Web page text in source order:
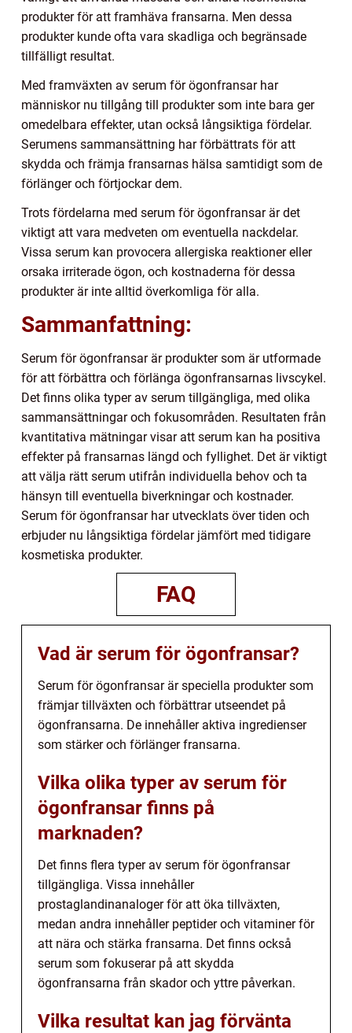
produkter för att framhäva fransarna. Men dessa
produkter kunde ofta vara skadliga och begränsade
tillfälligt resultat.
Med framväxten av serum för ögonfransar har
människor nu tillgång till produkter som inte bara ger
omedelbara effekter, utan också långsiktiga fördelar.
Serumens sammansättning har förbättrats för att
skydda och främja fransarnas hälsa samtidigt som de
förlänger och förtjockar dem.
Trots fördelarna med serum för ögonfransar är det
viktigt att vara medveten om eventuella nackdelar.
Vissa serum kan provocera allergiska reaktioner eller
orsaka irriterade ögon, och kostnaderna för dessa
produkter är inte alltid överkomliga för alla.
Sammanfattning:
Serum för ögonfransar är produkter som är utformade
för att förbättra och förlänga ögonfransarnas livscykel.
Det finns olika typer av serum tillgängliga, med olika
sammansättningar och fokusområden. Resultaten från
kvantitativa mätningar visar att serum kan ha positiva
effekter på fransarnas längd och fyllighet. Det är viktigt
att välja rätt serum utifrån individuella behov och ta
hänsyn till eventuella biverkningar och kostnader.
Serum för ögonfransar har utvecklats över tiden och
erbjuder nu långsiktiga fördelar jämfört med tidigare
kosmetiska produkter.
FAQ
Vad är serum för ögonfransar?
Serum för ögonfransar är speciella produkter som
främjar tillväxten och förbättrar utseendet på
ögonfransarna. De innehåller aktiva ingredienser
som stärker och förlänger fransarna.
Vilka olika typer av serum för
ögonfransar finns på
marknaden?
Det finns flera typer av serum för ögonfransar
tillgängliga. Vissa innehåller
prostaglandinanaloger för att öka tillväxten,
medan andra innehåller peptider och vitaminer för
att nära och stärka fransarna. Det finns också
serum som fokuserar på att skydda
ögonfransarna från skador och yttre påverkan.
Vilka resultat kan jag förvänta